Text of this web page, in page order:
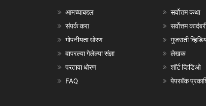
आमच्याबद्दल
संपर्क करा
गोपनीयता धोरण
वापरल्या गेलेल्या संज्ञा
परतावा धोरण
FAQ
सर्वोत्तम कथा
सर्वोत्तम
गुजराती
लेखक
शॉर्ट व्हिडिओ
पेपरबॅक